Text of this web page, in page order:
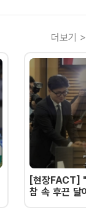
더보기 >
[현장FACT] "한
참 속 후끈 달아